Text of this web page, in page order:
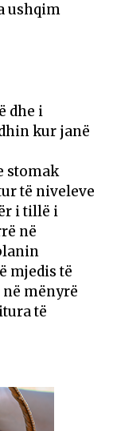
ushqim
dhe i
kur janë
stomak
të niveleve
i tillë i
në
mjedis të
mënyrë
të